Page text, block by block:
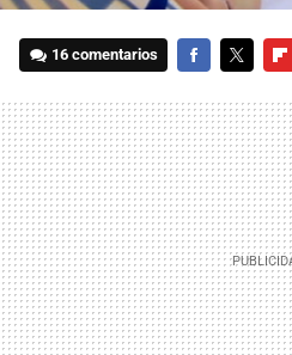
16 comentarios